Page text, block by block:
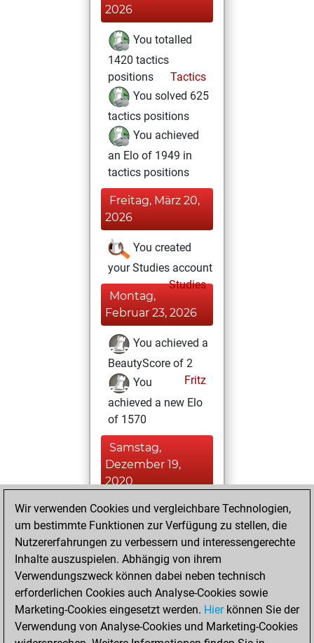
2026
You totalled
1420 tactics
positions
Tactics
You solved 625
tactics positions
You achieved
an Elo of 1949 in
tactics positions
Freitag, März 20,
2026
You created
your Studies account
Studies
Montag,
Februar 23, 2026
You achieved a
BeautyScore of 2
Fritz
You
achieved a new Elo
of 1570
Samstag,
Dezember 19,
2020
You played 6
blitz games
Play
=0 -6 in blitz
Dienstag,
November 24,
2020
Wir verwenden Cookies und vergleichbare Technologien,
um bestimmte Funktionen zur Verfügung zu stellen, die
Nutzererfahrungen zu verbessern und interessengerechte
Inhalte auszuspielen. Abhängig von ihrem
Verwendungszweck können dabei neben technisch
erforderlichen Cookies auch Analyse-Cookies sowie
Marketing-Cookies eingesetzt werden. Hierkönnen Sie der
Verwendung von Analyse-Cookies und Marketing-Cookies